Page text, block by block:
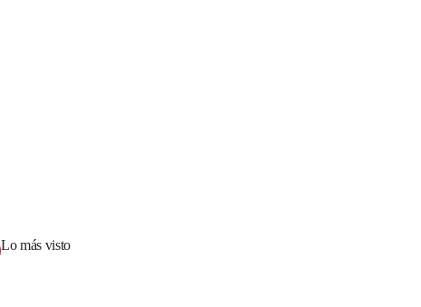
Lo más visto